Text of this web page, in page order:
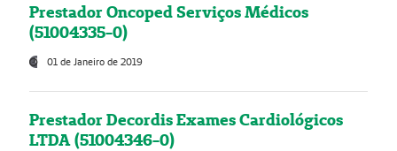
Prestador Oncoped Serviços Médicos
(51004335-0)
01 de Janeiro de 2019
Prestador Decordis Exames Cardiológicos
LTDA (51004346-0)